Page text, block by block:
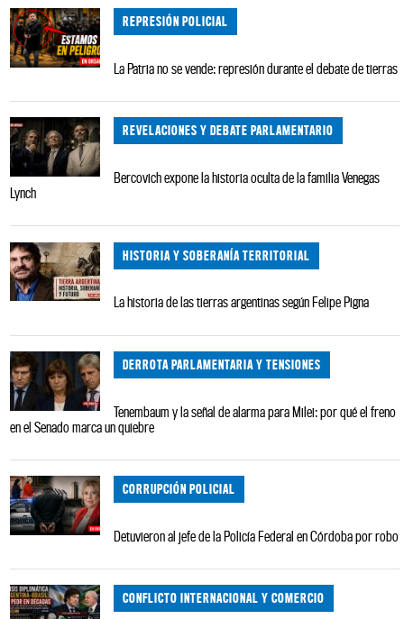
REPRESIÓN POLICIAL
La Patria no se vende: represión durante el debate de tierras
REVELACIONES Y DEBATE PARLAMENTARIO
Bercovich expone la historia oculta de la familia Venegas
Lynch
HISTORIA Y SOBERANÍA TERRITORIAL
La historia de las tierras argentinas según Felipe Pigna
DERROTA PARLAMENTARIA Y TENSIONES
Tenembaum y la señal de alarma para Milei: por qué el freno
en el Senado marca un quiebre
CORRUPCIÓN POLICIAL
Detuvieron al jefe de la Policía Federal en Córdoba por robo
CONFLICTO INTERNACIONAL Y COMERCIO